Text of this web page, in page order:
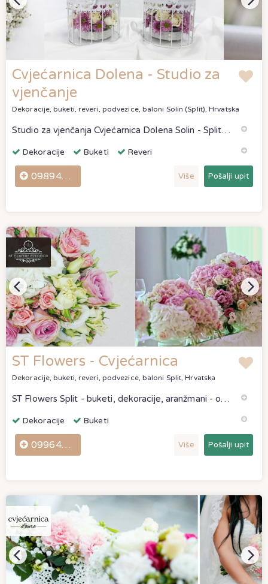
Cvjećarnica Dolena - Studio za
vjenčanje
Dekoracije, buketi, reveri, podvezice, baloni Solin (Split), Hrvatska
Studio za vjenčanja Cvjećarnica Dolena Solin - Split - buketi, reveri, dekoracije, aranžmani - odlične ponude. Cvjećarnica Dolena Solin - Split ocjene i komentari stvarnih klijenata.
Dekoracije Buketi Reveri
0989447170 Više Pošalji upit
ST Flowers - Cvjećarnica
Dekoracije, buketi, reveri, podvezice, baloni Split, Hrvatska
ST Flowers Split - buketi, dekoracije, aranžmani - odlične ponude. ST Flowers Split ocjene i komentari stvarnih klijenata.
Dekoracije Buketi
0996463755 Više Pošalji upit